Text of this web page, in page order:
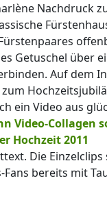
Nachdruck
Getuschel über
Auf dem
ein Video aus
Video-Collagen
Hochzeit 2011
Die Einzelclips
bereits mit